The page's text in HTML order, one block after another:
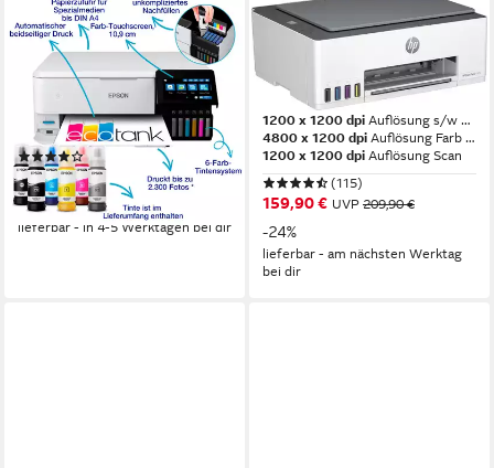
EPSON
EcoTank ET-8500
Tintenstrahldrucker
5760 x 1440 dpi Auflösung Farb Druck
1200 x 4800 dpi Auflösung Scan
Tintendruck Druckverfahren
(6)
ab 535,67 € 719,99 €
-26%
lieferbar - in 4-5 Werktagen bei dir
HP
Smart Tank 5105 All-in-One-
Multifunktionsdrucker
1200 x 1200 dpi Auflösung s/w Druck
4800 x 1200 dpi Auflösung Farb Druck
1200 x 1200 dpi Auflösung Scan
(115)
159,90 € UVP 209,90 €
-24%
lieferbar - am nächsten Werktag
bei dir